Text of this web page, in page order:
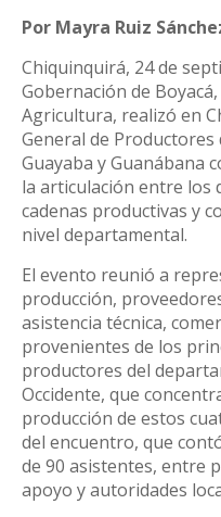
Por Mayra Ruiz
Chiquinquirá, 24 de
Gobernación de
Agricultura, realizó en
General de Productores
Guayaba y Guanábana
la articulación entre los
cadenas productivas y
nivel departamental.
El evento reunió a
producción,
asistencia técnica,
provenientes de los
productores del
Occidente, que
producción de estos
del encuentro, que
de 90 asistentes, entre
apoyo y autoridades